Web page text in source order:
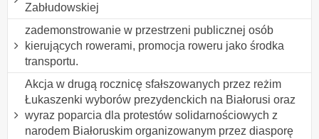
Zabłudowskiej
zademonstrowanie w przestrzeni publicznej osób
kierujących rowerami, promocja roweru jako środka
transportu.
Akcja w drugą rocznicę sfałszowanych przez reżim
Łukaszenki wyborów prezydenckich na Białorusi oraz
wyraz poparcia dla protestów solidarnościowych z
narodem Białoruskim organizowanym przez diasporę